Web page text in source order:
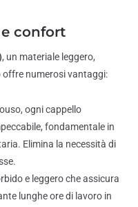
confort
, un materiale leggero,
offre numerosi vantaggi:
ogni cappello
fondamentale in
Elimina la necessità di
e leggero che assicura
lunghe ore di lavoro in